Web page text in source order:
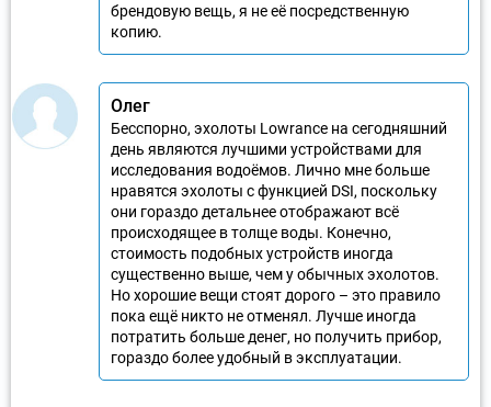
брендовую вещь, я не её посредственную
копию.
Олег
Бесспорно, эхолоты Lowrance на сегодняшний
день являются лучшими устройствами для
исследования водоёмов. Лично мне больше
нравятся эхолоты с функцией DSI, поскольку
они гораздо детальнее отображают всё
происходящее в толще воды. Конечно,
стоимость подобных устройств иногда
существенно выше, чем у обычных эхолотов.
Но хорошие вещи стоят дорого – это правило
пока ещё никто не отменял. Лучше иногда
потратить больше денег, но получить прибор,
гораздо более удобный в эксплуатации.